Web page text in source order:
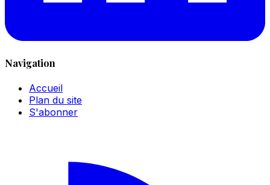
Navigation
Accueil
Plan du site
S'abonner